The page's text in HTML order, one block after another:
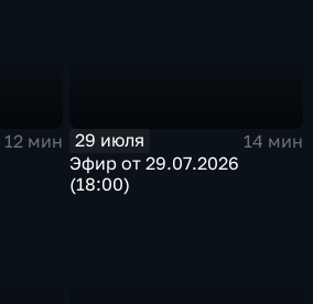
12 мин
29 июля
14 мин
Эфир от 29.07.2026
(18:00)